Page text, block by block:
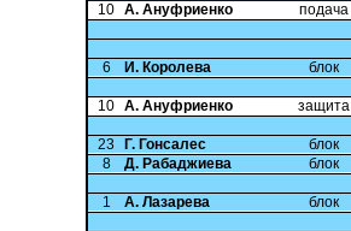
10 А. Ануфриенко подача
6
И. Королева блок
10 А. Ануфриенко защита
23
Г. Гонсалес блок
8
Д. Рабаджиева блок
1
А. Лазарева блок